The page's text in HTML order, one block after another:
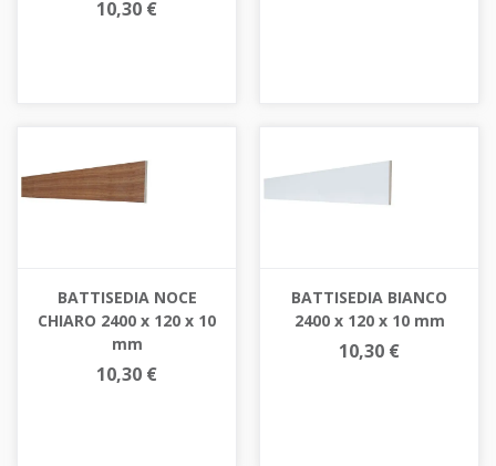
10,30 €
BATTISEDIA NOCE
CHIARO 2400 x 120 x 10
mm
10,30 €
BATTISEDIA BIANCO
2400 x 120 x 10 mm
10,30 €